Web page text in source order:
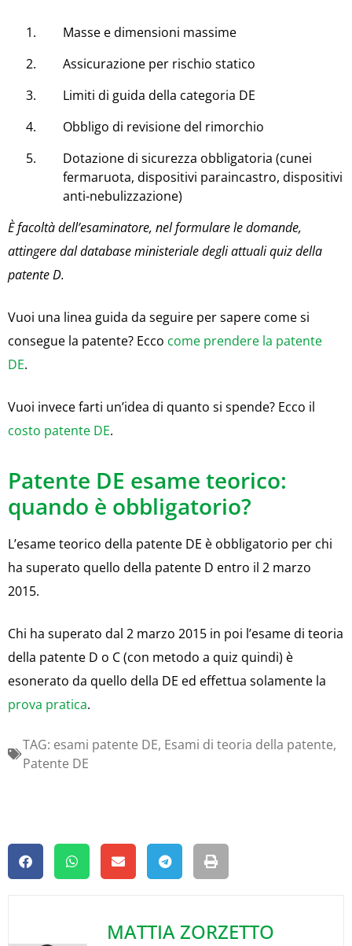
Masse e dimensioni massime
Assicurazione per rischio statico
Limiti di guida della categoria DE
Obbligo di revisione del rimorchio
Dotazione di sicurezza obbligatoria (cunei
fermaruota, dispositivi paraincastro, dispositivi
anti-nebulizzazione)
È facoltà dell’esaminatore, nel formulare le domande,
attingere dal database ministeriale degli attuali quiz della
patente D.
Vuoi una linea guida da seguire per sapere come si
consegue la patente? Ecco come prendere la patente
DE.
Vuoi invece farti un’idea di quanto si spende? Ecco il
costo patente DE.
Patente DE esame teorico:
quando è obbligatorio?
L’esame teorico della patente DE è obbligatorio per chi
ha superato quello della patente D entro il 2 marzo
2015.
Chi ha superato dal 2 marzo 2015 in poi l’esame di teoria
della patente D o C (con metodo a quiz quindi) è
esonerato da quello della DE ed effettua solamente la
prova pratica.
TAG: esami patente DE, Esami di teoria della patente,
Patente DE
MATTIA ZORZETTO